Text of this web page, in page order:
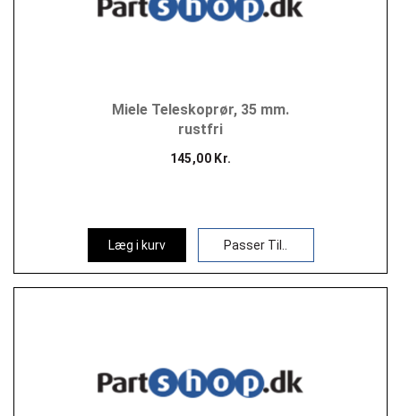
Miele Teleskoprør, 35 mm.
rustfri
145,00 Kr.
Læg i kurv Passer Til..